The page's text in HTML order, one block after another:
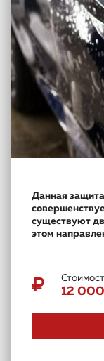
Данная
существуют
этом
12